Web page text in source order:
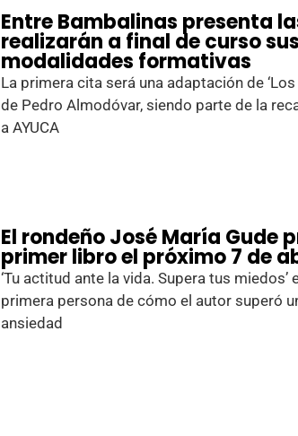
Entre Bambalinas presenta
realizarán a final de curso
modalidades formativas
La primera cita será una adaptación de
de Pedro Almodóvar, siendo parte de la
a AYUCA
El rondeño José María Gude
primer libro el próximo 7 de
‘Tu actitud ante la vida. Supera tus
primera persona de cómo el autor superó
ansiedad